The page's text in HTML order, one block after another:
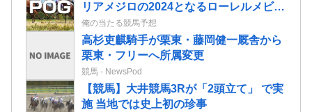
リアメジロの2024となるローレルメビウ
スの2歳情報
俺の当たる競馬予想
高杉吏麒騎手が栗東・藤岡健一厩舎から
栗東・フリーへ所属変更
競馬 - NewsPod
【競馬】大井競馬3Rが「2頭立て」 で実
施 当地では史上初の珍事